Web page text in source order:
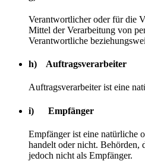
Verantwortlicher oder für die
Mittel der Verarbeitung von
Verantwortliche
h) Auftragsverarbeiter
Auftragsverarbeiter ist eine
i) Empfänger
Empfänger ist eine natürliche
handelt oder nicht. Behörden,
jedoch nicht als Empfänger.